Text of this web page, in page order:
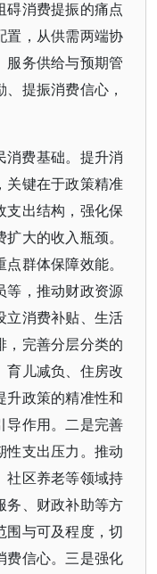
碍消费提振的痛点
置，从供需两端协
服务供给与预期管
提振消费信心，
消费基础。提升消
关键在于政策精准
支出结构，强化保
大的收入瓶颈。
群体保障效能。
等，推动财政资源
立消费补贴、生活
，完善分层分类的
育儿减负、住房改
升政策的精准性和
导作用。二是完善
性支出压力。推动
社区养老等领域持
务、财政补助等方
围与可及程度，切
费信心。三是强化